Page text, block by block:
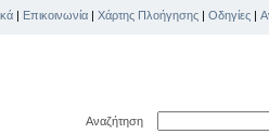
| Επικοινωνία | Χάρτης Πλοήγησης | Οδηγίες |
Αναζήτηση